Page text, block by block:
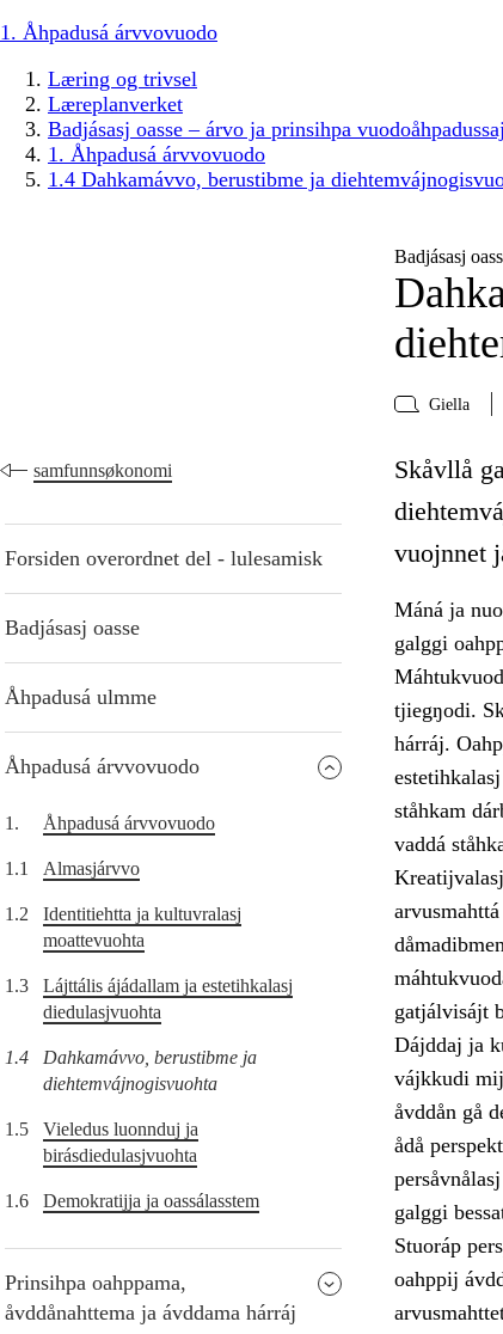
1. Åhpadusá árvvovuodo
Læring og trivsel
Læreplanverket
Badjásasj oasse – árvo ja prinsihpa vuodoåhpadussaj
1. Åhpadusá árvvovuodo
1.4 Dahkamávvo, berustibme ja
Badjásasj
Giella
samfunnsøkonomi
Forsiden overordnet del - lulesamisk
Badjásasj oasse
Åhpadusá ulmme
Åhpadusá árvvovuodo
1. Åhpadusá árvvovuodo
1.1 Almasjárvvo
1.2
Identitiehtta ja kultuvralasj
moattevuohta
1.3
Lájttális ájádallam ja estetihkalasj
diedulasjvuohta
1.4
Dahkamávvo, berustibme ja
diehtemvájnogisvuohta
1.5
Vieledus luonnduj ja
birásdiedulasjvuohta
1.6 Demokratijja ja oassálasstem
Prinsihpa oahppama,
åvddånahttema ja ávddama hárráj
Skåvllå
vuojnnet
Máná ja
galggi
tjiegŋodi.
hárráj.
ståhkam
vaddá
gatjálvisájt
Dájddaj ja
vájkkudi
åvddån gå
ådå
galggi
Stuoráp
oahppij